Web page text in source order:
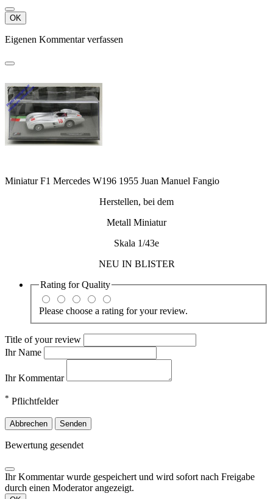
OK
Eigenen Kommentar verfassen
Miniatur F1 Mercedes W196 1955 Juan Manuel Fangio
Herstellen, bei dem
Metall Miniatur
Skala 1/43e
NEU IN BLISTER
Rating forQuality
Please choose a rating for your review.
Title of your review
Ihr Name
Ihr Kommentar
* Pflichtfelder
Abbrechen Senden
Bewertung gesendet
Ihr Kommentar wurde gespeichert und wird sofort nach Freigabe
durch einen Moderator angezeigt.